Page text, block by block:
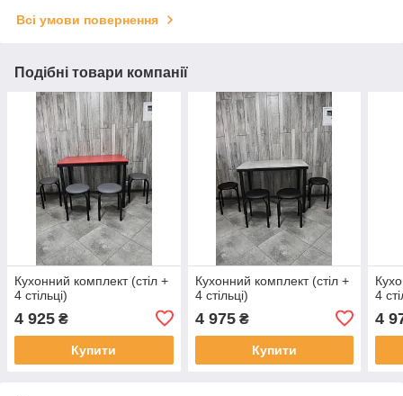
Всі умови повернення
Подібні товари компанії
Кухонний комплект (стіл +
4 стільці)
4 925 ₴
Купити
Кухонний комплект (стіл +
4 стільці)
4 975₴
Купити
4
4